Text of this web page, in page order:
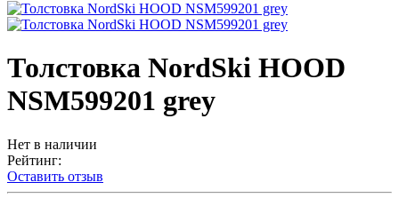
Толстовка NordSki HOOD
NSM599201 grey
Нет в наличии
Рейтинг:
Оставить отзыв